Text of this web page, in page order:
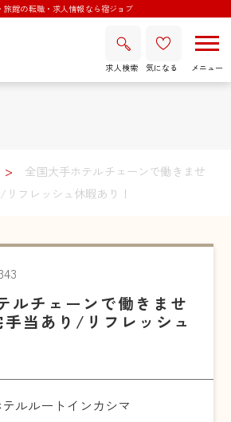
旅館の転職・求人情報なら宿ジョブ
求人検索 気になる
全国大手ホテルチェーンで働きませ
フレッシュ休暇あり！
ルチェーンで働きませ
当あり/リフレッシュ
テルルートインカシマ